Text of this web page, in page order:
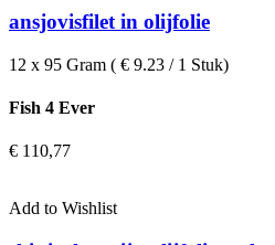
ansjovisfilet in olijfolie
12 x 95 Gram ( € 9.23 / 1 Stuk)
Fish 4 Ever
€ 110,77
Add to Wishlist